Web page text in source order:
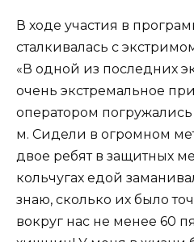
В ходе участия в
сталкивалась с
«В одной из последних
очень экстремальное
оператором погружались
м. Сидели в огромном
двое ребят в защитных
кольчугах едой
знаю, сколько их было
вокруг нас не менее 60